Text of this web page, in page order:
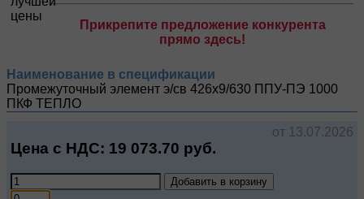
Прикрепите предложение конкурента
прямо здесь!
Наименование в спецификации
Промежуточный элемент э/св 426х9/630 ППУ-ПЭ 1000
ПКФ ТЕПЛО
от 13.07.2026
Цена с НДС: 19 073.70 руб.
Добавить в корзину